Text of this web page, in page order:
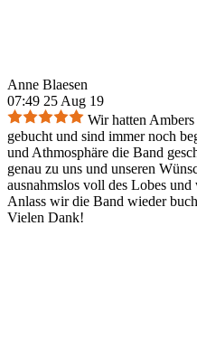
Anne Blaesen
07:49 25 Aug 19
Wir hatten
gebucht und sind immer noch
und Athmosphäre die Band
genau zu uns und unseren
ausnahmslos voll des Lobes
Anlass wir die Band wieder
Vielen Dank!